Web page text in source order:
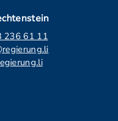
236 61 11